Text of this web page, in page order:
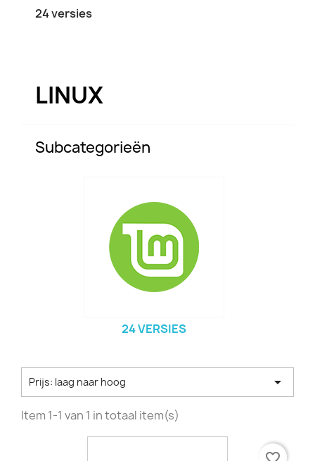
24 versies
LINUX
Subcategorieën
24 VERSIES
Prijs: laag naar hoog 
Item 1-1 van 1 in totaal item(s)